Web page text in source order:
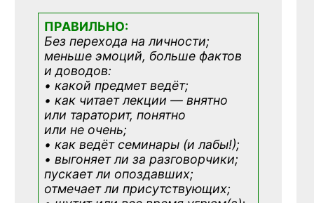
ПРАВИЛЬНО:
Без перехода на личности;
меньше эмоций, больше фактов
и доводов:
• какой предмет ведёт;
• как читает лекции — внятно
или тараторит, понятно
или не очень;
• как ведёт семинары (и лабы!);
• выгоняет ли за разговорчики;
пускает ли опоздавших;
отмечает ли присутствующих;